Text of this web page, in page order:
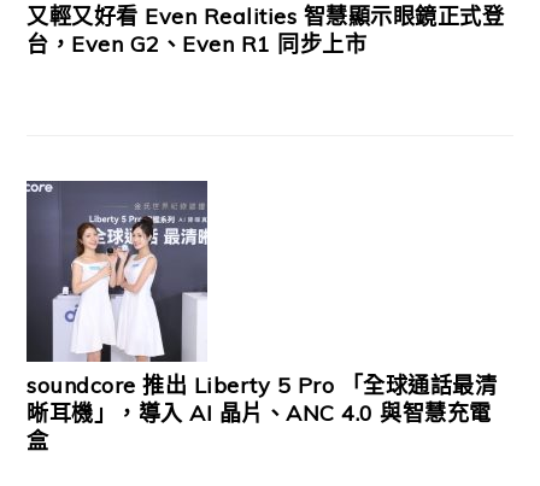
又輕又好看 Even Realities 智慧顯示眼鏡正式登
台，Even G2、Even R1 同步上市
soundcore 推出 Liberty 5 Pro 「全球通話最清
晰耳機」，導入 AI 晶片、ANC 4.0 與智慧充電
盒